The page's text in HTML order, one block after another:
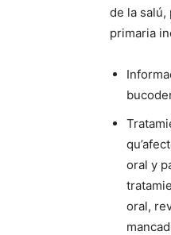
de la salú,
primaria
oral y
oral,